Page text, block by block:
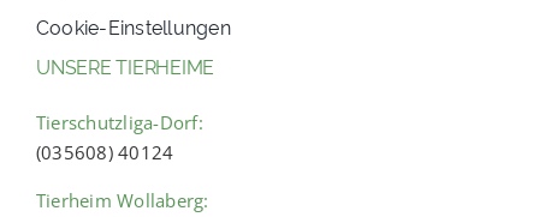
Cookie-Einstellungen
UNSERE TIERHEIME
Tierschutzliga-Dorf:
(035608) 40124
Tierheim Wollaberg: